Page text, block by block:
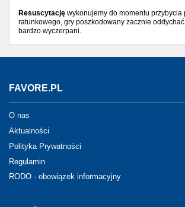
Resuscytację wykonujemy do momentu przybycia
ratunkowego, gry poszkodowany zacznie
bardzo wyczerpani.
FAVORE.PL
O nas
Aktualności
Polityka Prywatności
Regulamin
RODO - obowiązek informacyjny